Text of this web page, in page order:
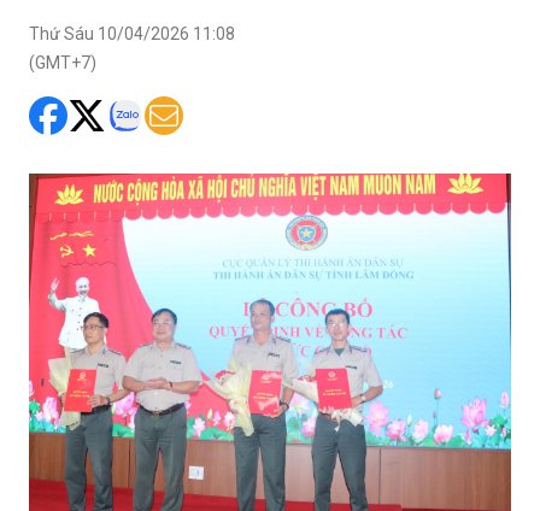
Thứ Sáu 10/04/2026 11:08
(GMT+7)